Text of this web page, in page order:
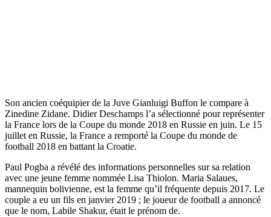
Son ancien coéquipier de la Juve Gianluigi Buffon le compare à
Zinedine Zidane. Didier Deschamps l’a sélectionné pour représenter
la France lors de la Coupe du monde 2018 en Russie en juin. Le 15
juillet en Russie, la France a remporté la Coupe du monde de
football 2018 en battant la Croatie.
Paul Pogba a révélé des informations personnelles sur sa relation
avec une jeune femme nommée Lisa Thiolon. Maria Salaues,
mannequin bolivienne, est la femme qu’il fréquente depuis 2017. Le
couple a eu un fils en janvier 2019 ; le joueur de football a annoncé
que le nom, Labile Shakur, était le prénom de.